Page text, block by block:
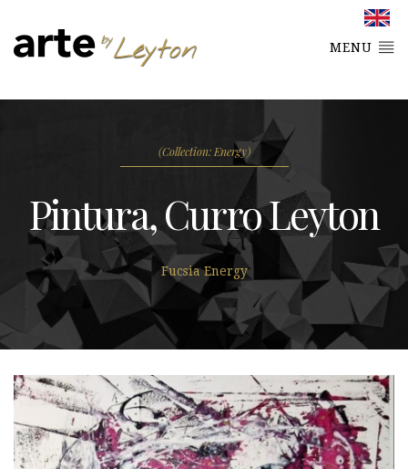
MENU
(Collection: Energy)
Pintura, Curro Leyton
Fucsia Energy